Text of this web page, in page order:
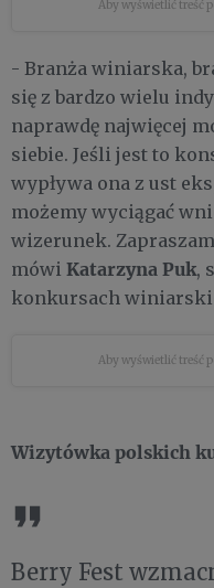
Aby wyświetlić treść
- Branża winiarska,
się z bardzo wielu
naprawdę najwięcej
siebie. Jeśli jest to
wypływa ona z ust
możemy wyciągać
wizerunek.
mówi Katarzyna Puk,
konkursach
Aby wyświetlić treść
Wizytówka polskich
Berry Fest